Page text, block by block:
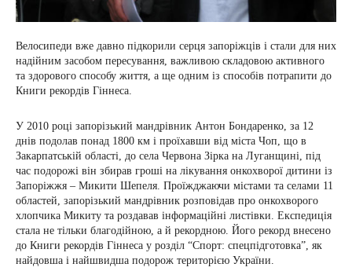
Велосипеди вже давно підкорили серця запоріжців і стали для них
надійним засобом пересування, важливою складовою активного
та здорового способу життя, а ще одним із способів потрапити до
Книги рекордів Гіннеса.
У 2010 році запорізький мандрівник Антон Бондаренко, за 12
днів подолав понад 1800 км і проїхавши від міста Чоп, що в
Закарпатській області, до села Червона Зірка на Луганщині, під
час подорожі він збирав гроші на лікування онкохворої дитини із
Запоріжжя – Микити Шепеля. Проїжджаючи містами та селами 11
областей, запорізький мандрівник розповідав про онкохворого
хлопчика Микиту та роздавав інформаційні листівки. Експедиція
стала не тільки благодійною, а й рекордною. Його рекорд внесено
до Книги рекордів Гіннеса у розділ “Спорт: спецпідготовка”, як
найдовша і найшвидша подорож територією України.